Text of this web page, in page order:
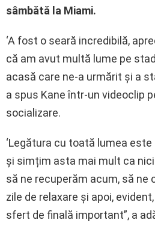
sâmbătă la Miami.
‘A fost o seară incredibilă,
că am avut multă lume pe
acasă care ne-a urmărit și a
a spus Kane într-un videoclip
socializare.
‘Legătura cu toată lumea
și simțim asta mai mult ca
să ne recuperăm acum, să ne
zile de relaxare și apoi,
sfert de finală important”, a